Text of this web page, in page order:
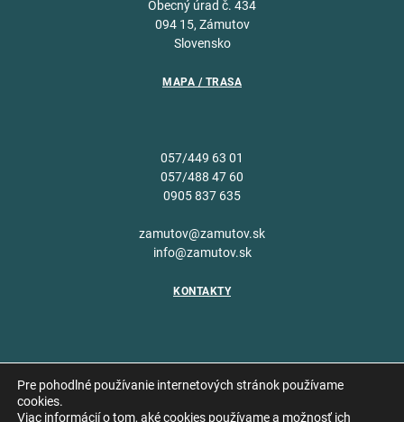
Obecný úrad č. 434
094 15, Zámutov
Slovensko
MAPA / TRASA
057/449 63 01
057/488 47 60
0905 837 635
zamutov@zamutov.sk
info@zamutov.sk
KONTAKTY
Pre pohodlné používanie internetových stránok používame
cookies.
Viac informácií o tom, aké cookies používame a možnosť ich